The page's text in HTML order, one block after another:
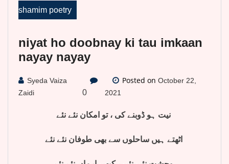
shamim poetry
niyat ho doobnay ki tau imkaan
nayay nayay
Syeda Vaiza
Zaidi
0
Posted on October 22,
2021